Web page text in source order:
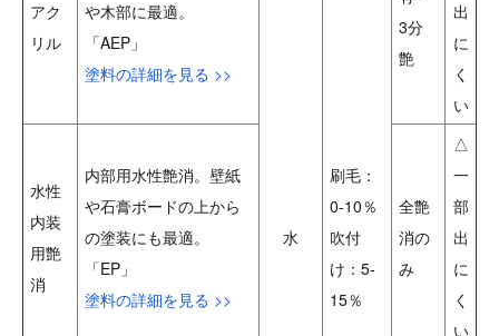
アク
リル
や木部に最適。
「AEP」
塗料の詳細を見る >>
水
刷毛：
0-10％
吹付
け：5-
15％
3分
艶
出
に
く
い
水性
内装
用艶
消
内部用水性艶消。壁紙
や石膏ボードの上から
の塗装にも最適。
「EP」
塗料の詳細を見る >>
全艶
消の
み
△
一
部
出
に
く
い